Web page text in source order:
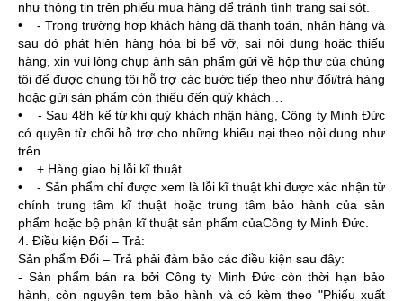
như thông tin trên phiếu mua hàng để tránh tình trạng sai sót.
• - Trong trường hợp khách hàng đã thanh toán, nhận hàng và
sau đó phát hiện hàng hóa bị bể vỡ, sai nội dung hoặc thiếu
hàng, xin vui lòng chụp ảnh sản phẩm gửi về hộp thư của chúng
tôi để được chúng tôi hỗ trợ các bước tiếp theo như đổi/trả hàng
hoặc gửi sản phẩm còn thiếu đến quý khách…
• - Sau 48h kể từ khi quý khách nhận hàng, Công ty Minh Đức
có quyền từ chối hỗ trợ cho những khiếu nại theo nội dung như
trên.
• + Hàng giao bị lỗi kĩ thuật
• - Sản phẩm chỉ được xem là lỗi kĩ thuật khi được xác nhận từ
chính trung tâm kĩ thuật hoặc trung tâm bảo hành của sản
phẩm hoặc bộ phận kĩ thuật sản phẩm củaCông ty Minh Đức.
4. Điều kiện Đổi – Trả:
Sản phẩm Đổi – Trả phải đảm bảo các điều kiện sau đây:
- Sản phẩm bán ra bởi Công ty Minh Đức còn thời hạn bảo
hành, còn nguyên tem bảo hành và có kèm theo "Phiếu xuất